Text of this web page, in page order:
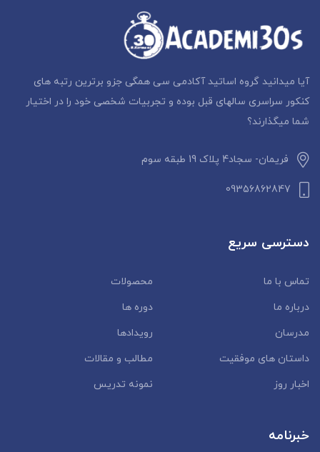
آیا میدانید گروه اساتید آکادمی سی همگی جزو برترین رتبه های
کنکور سراسری سالهای قبل بوده و تجربیات شخصی خود را در اختیار
شما میگذارند؟
فریمان- سجاد4 پلاک 19 طبقه سوم
09356862847
دسترسی سریع
تماس با ما
محصولات
درباره ما
دوره ها
مدرسان
رویدادها
داستان‌ های موفقیت
مطالب و مقالات
اخبار روز
نمونه تدریس
خبرنامه